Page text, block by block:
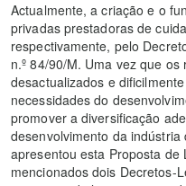
Actualmente, a criação e o
privadas prestadoras de
respectivamente, pelo
n.º 84/90/M. Uma vez que
desactualizados e
necessidades do
promover a diversificação
desenvolvimento da
apresentou esta Proposta
mencionados dois Decretos-